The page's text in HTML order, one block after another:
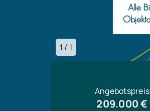
1 / 1
Angebotspreis
209.000 €